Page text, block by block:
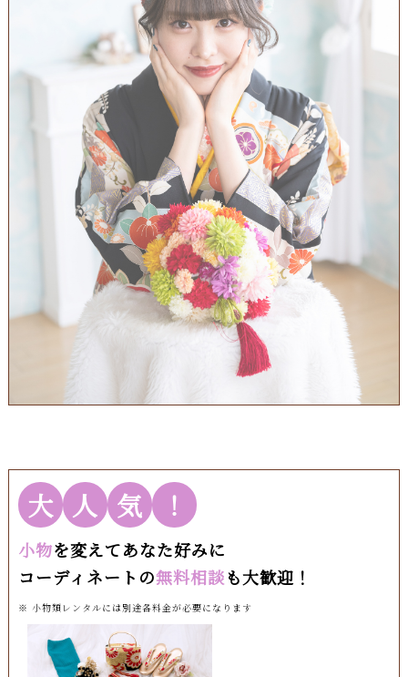
大 人 気 ！
小物を変えてあなた好みに
コーディネートの無料相談も大歓迎！
※ 小物類レンタルには別途各料金が必要になります